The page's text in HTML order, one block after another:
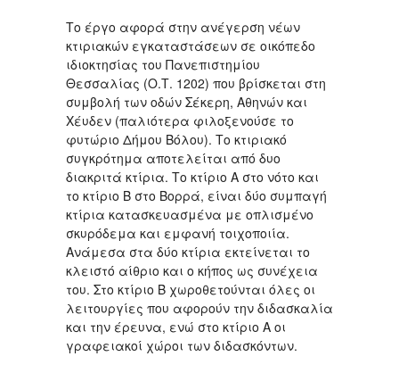
Το έργο αφορά στην ανέγερση νέων
κτιριακών εγκαταστάσεων σε οικόπεδο
ιδιοκτησίας του Πανεπιστημίου
Θεσσαλίας (Ο.Τ. 1202) που βρίσκεται στη
συμβολή των οδών Σέκερη, Αθηνών και
Χέυδεν (παλιότερα φιλοξενούσε το
φυτώριο Δήμου Βόλου). Το κτιριακό
συγκρότημα αποτελείται από δυο
διακριτά κτίρια. Το κτίριο Α στο νότο και
το κτίριο Β στο Βορρά, είναι δύο συμπαγή
κτίρια κατασκευασμένα με οπλισμένο
σκυρόδεμα και εμφανή τοιχοποιία.
Ανάμεσα στα δύο κτίρια εκτείνεται το
κλειστό αίθριο και ο κήπος ως συνέχεια
του. Στο κτίριο Β χωροθετούνται όλες οι
λειτουργίες που αφορούν την διδασκαλία
και την έρευνα, ενώ στο κτίριο Α οι
γραφειακοί χώροι των διδασκόντων.